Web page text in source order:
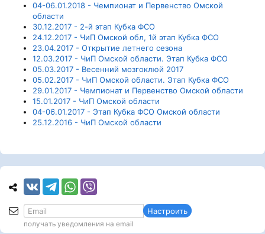
04-06.01.2018 - Чемпионат и Первенство Омской
области
30.12.2017 - 2-й этап Кубка ФСО
24.12.2017 - ЧиП Омской обл, 1й этап Кубка ФСО
23.04.2017 - Открытие летнего сезона
12.03.2017 - ЧиП Омской области. Этап Кубка ФСО
05.03.2017 - Весенний мозгоклюй 2017
05.02.2017 - ЧиП Омской области. Этап Кубка ФСО
29.01.2017 - Чемпионат и Первенство Омской области
15.01.2017 - ЧиП Омской области
04-06.01.2017 - Этап Кубка ФСО Омской области
25.12.2016 - ЧиП Омской области
Настроить
получать уведомления на email